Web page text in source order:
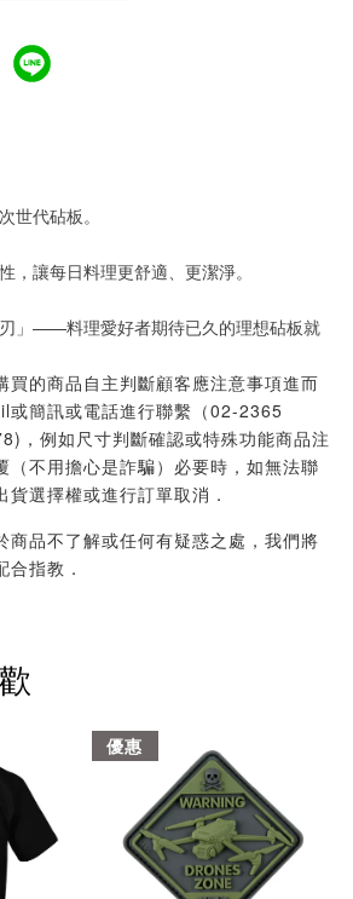
世代砧板。
，讓每日料理更舒適、更潔淨。
刃」——料理愛好者期待已久的理想砧板就
買的商品自主判斷顧客應注意事項進而
或簡訊或電話進行聯繫（02-2365
，例如尺寸判斷確認或特殊功能商品注
（不用擔心是詐騙）必要時，如無法聯
選擇權或進行訂單取消．
商品不了解或任何有疑惑之處，我們將
指教．
優惠